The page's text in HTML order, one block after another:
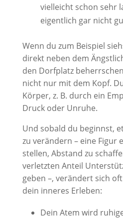
vielleicht schon sehr
eigentlich gar nicht
Wenn du zum Beispiel
direkt neben dem
den Dorfplatz
nicht nur mit dem Kopf.
Körper, z. B. durch ein
Druck oder Unruhe.
Und sobald du beginnst,
zu verändern – eine Figur
stellen, Abstand zu
verletzten Anteil
geben –, verändert sich
dein inneres Erleben:
Dein Atem wird